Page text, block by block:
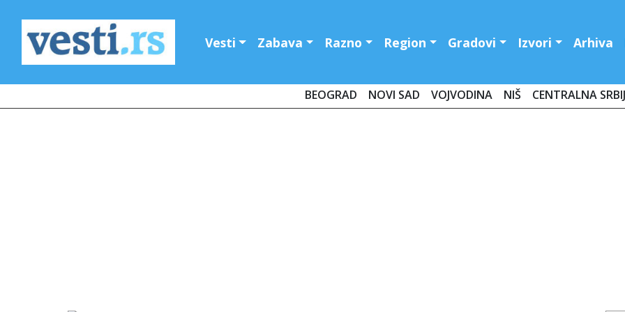
Vesti Zabava Razno Region Gradovi Izvori Arhiva
BEOGRAD NOVI SAD VOJVODINA NIŠ CENTRALNA